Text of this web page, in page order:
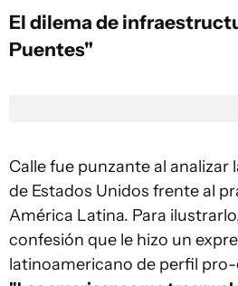
El dilema de
Puentes"
Calle fue punzante al analizar
de Estados Unidos frente al
América Latina. Para
confesión que le hizo un
latinoamericano de perfil